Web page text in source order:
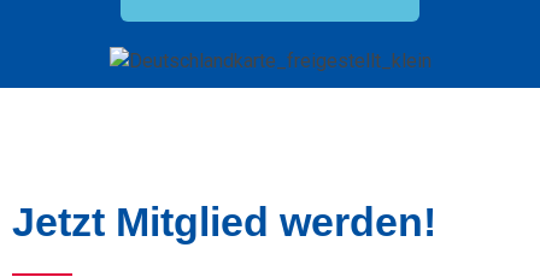
Jetzt Mitglied werden!